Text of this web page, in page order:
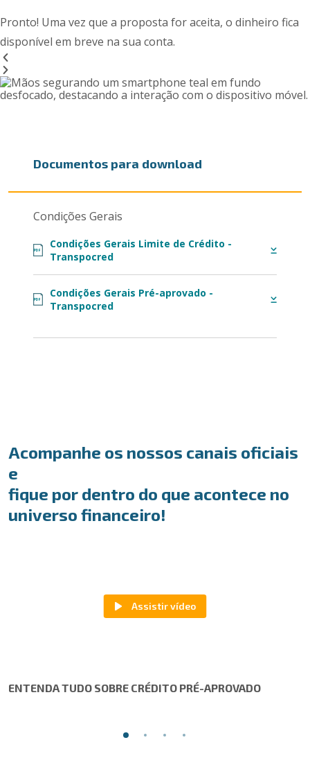
Pronto! Uma vez que a proposta for aceita, o dinheiro fica
disponível em breve na sua conta.
Documentos para download
Condições Gerais
Condições Gerais Limite de Crédito -
Transpocred
PDF
Condições Gerais Pré-aprovado -
Transpocred
PDF
Acompanhe os nossos canais oficiais
e
fique por dentro do que acontece no
universo financeiro!
ENTENDA TUDO SOBRE CRÉDITO PRÉ-APROVADO